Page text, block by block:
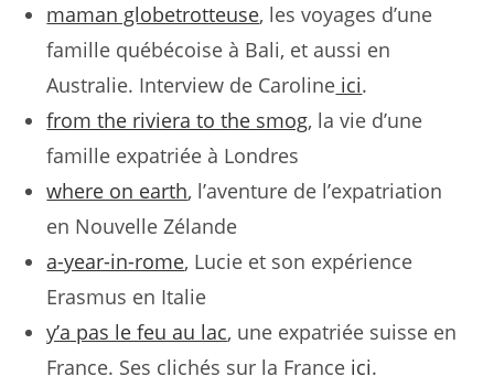
maman globetrotteuse, les voyages d’une
famille québécoise à Bali, et aussi en
Australie. Interview de Caroline ici.
from the riviera to the smog, la vie d’une
famille expatriée à Londres
where on earth, l’aventure de l’expatriation
en Nouvelle Zélande
a-year-in-rome, Lucie et son expérience
Erasmus en Italie
y’a pas le feu au lac, une expatriée suisse en
France. Ses clichés sur la France ici.